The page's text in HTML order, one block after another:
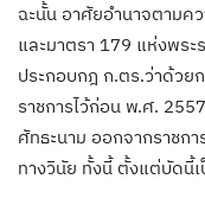
ฉะนั้น อาศัยอำนาจตามค
และมาตรา 179 แห่งพร
ประกอบกฎ ก.ตร.ว่าด้วย
ราชการไว้ก่อน พ.ศ.
ศัทธะนาม ออกจากราชก
ทางวินัย ทั้งนี้ ตั้งแต่บัดนี้เ